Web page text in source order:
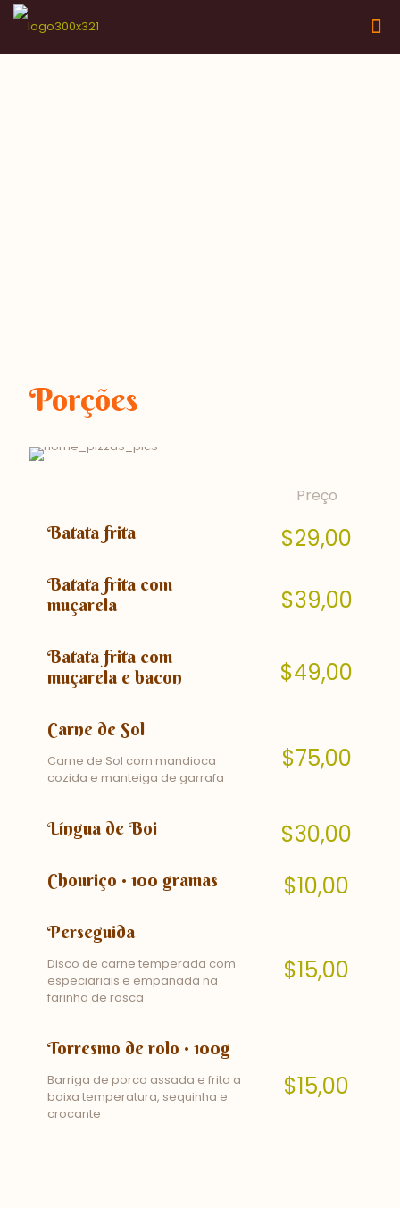
Porções
Preço
Batata frita $29,00
Batata frita com
muçarela
$39,00
Batata frita com
muçarela e bacon
$49,00
Carne de Sol
Carne de Sol com mandioca
cozida e manteiga de garrafa
$75,00
Língua de Boi $30,00
Chouriço • 100 gramas $10,00
Perseguida
Disco de carne temperada com
especiariais e empanada na
farinha de rosca
$15,00
Torresmo de rolo • 100g
Barriga de porco assada e frita a
baixa temperatura, sequinha e
crocante
$15,00